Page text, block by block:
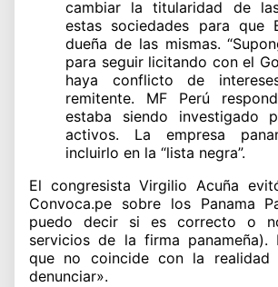
cambiar la titularidad de
estas sociedades para que
dueña de las mismas.
para seguir licitando con el
haya conflicto de
remitente. MF Perú
estaba siendo investigado
activos. La empresa
incluirlo en la “lista negra”.
El congresista Virgilio Acuña
Convoca.pe sobre los Panama
puedo decir si es correcto o
servicios de la firma panameña).
que no coincide con la
denunciar».